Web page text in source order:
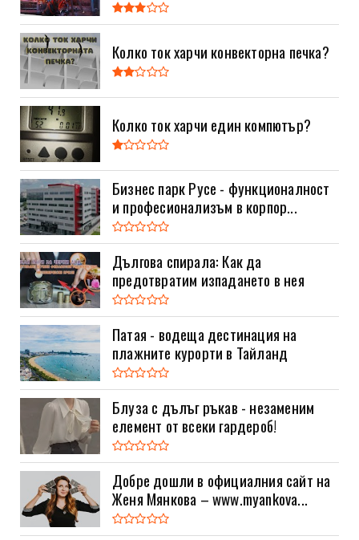
Колко ток харчи конвекторна печка?
Колко ток харчи един компютър?
Бизнес парк Русе - функционалност
и професионализъм в корпор...
Дългова спирала: Как да
предотвратим изпадането в нея
Патая - водеща дестинация на
плажните курорти в Тайланд
Блуза с дълъг ръкав - незаменим
елемент от всеки гардероб!
Добре дошли в официалния сайт на
Женя Мянкова – www.myankova...